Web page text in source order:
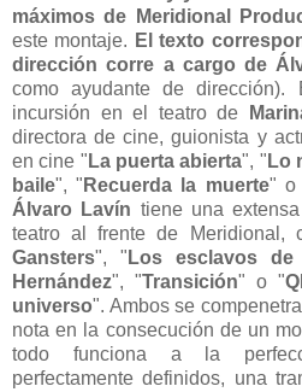
máximos de Meridional
este montaje. El texto
dirección corre a cargo de
como ayudante de dirección).
incursión en el teatro de
directora de cine, guionista y
en cine " La puerta abierta", " Lo
baile", " Recuerda la muerte" o
Álvaro Lavín tiene una
teatro al frente de Meridional,
Gansters", " Los esclavos
Hernández", "Transición" o "
universo". Ambos se
nota en la consecución de un
todo funciona a la
perfectamente definidos, una